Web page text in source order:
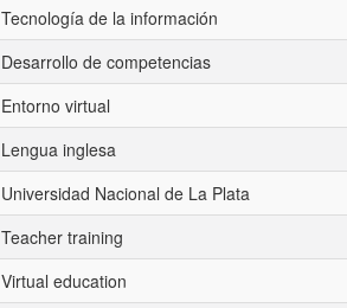
Tecnología de la información
Desarrollo de competencias
Entorno virtual
Lengua inglesa
Universidad Nacional de La Plata
Teacher training
Virtual education